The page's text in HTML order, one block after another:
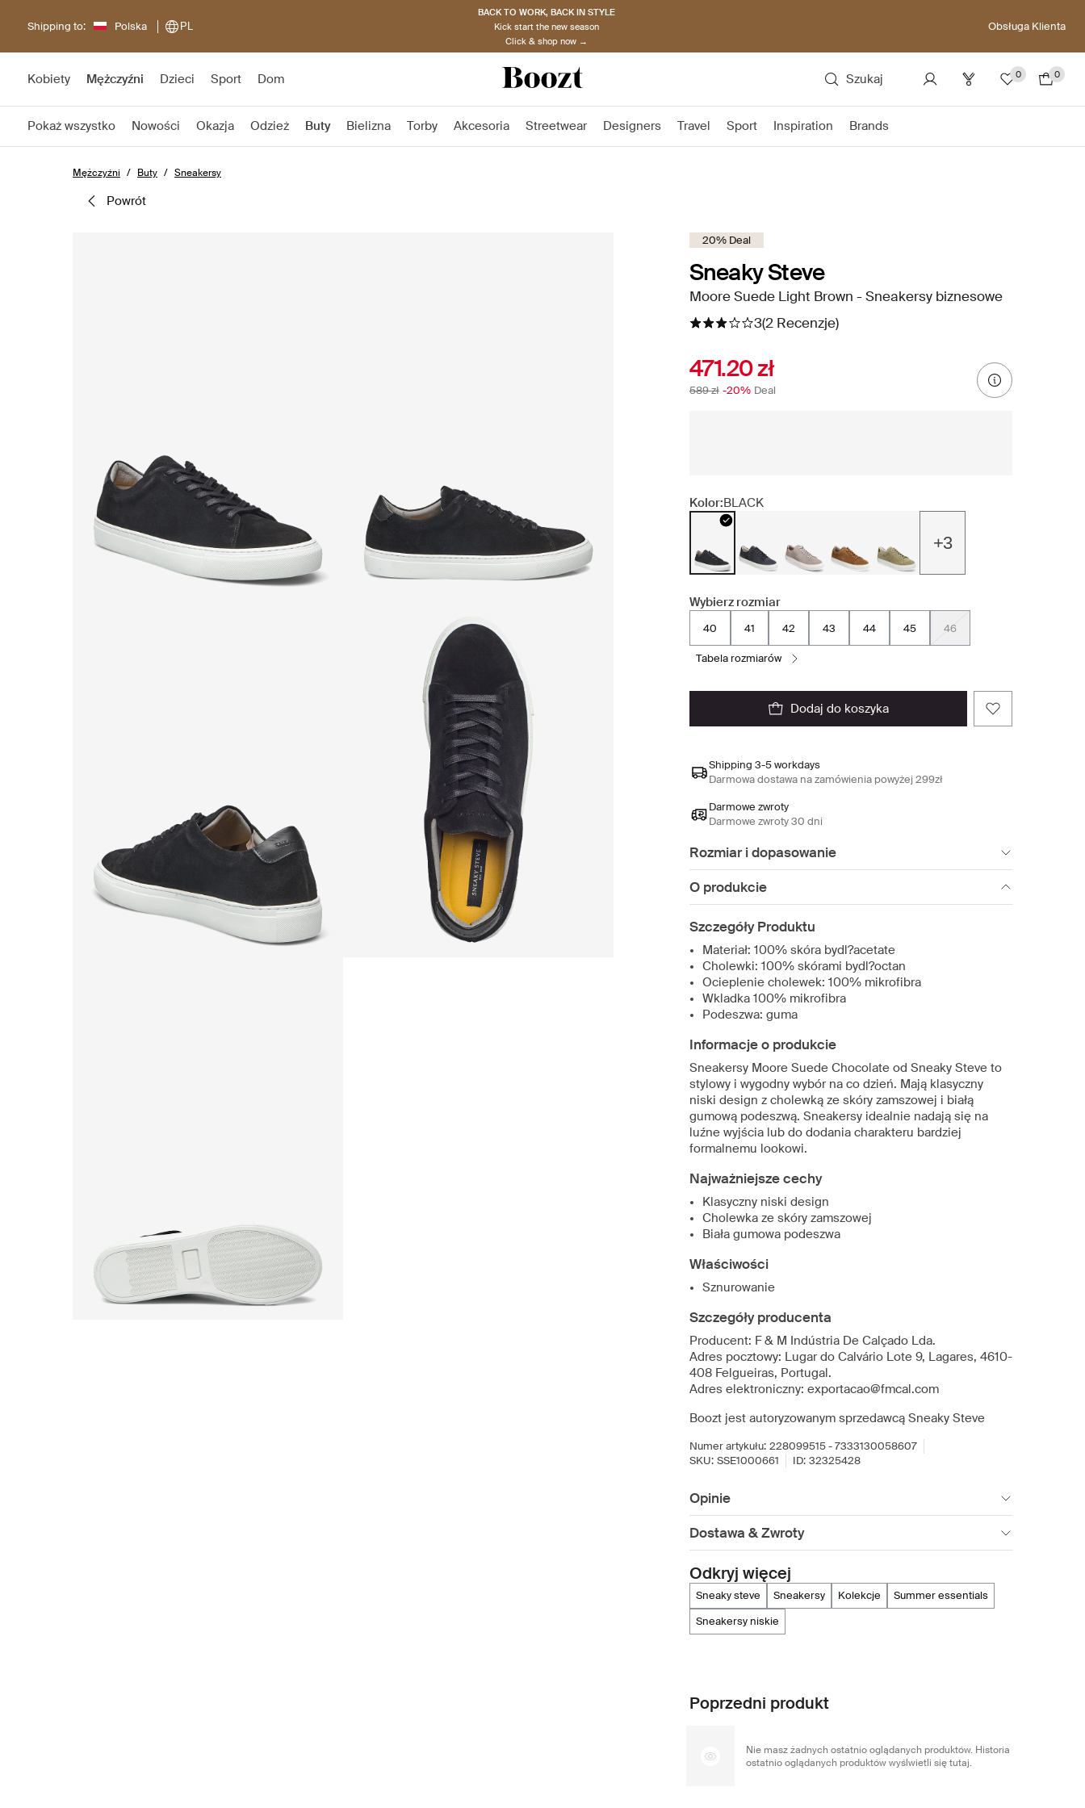
Shipping to: Polska PL
BACK TO WORK, BACK IN STYLE
Kick start the new season
Click & shop now →
Obsługa Klienta
Kobiety Mężczyźni Dzieci Sport Dom Szukaj 0 0
Pokaż wszystko Nowości Okazja Odzież Buty Bielizna Torby Akcesoria Streetwear Designers Travel Sport Inspiration Brands
Mężczyźni Buty Sneakersy
powrót
20% Deal
Sneaky Steve
Moore Suede Light Brown - Sneakersy biznesowe
3(2 Recenzje)
471.20 zł
589 zł -20% Deal
Kolor:BLACK
+3
Wybierz rozmiar
40 41 42 43 44 45 46
tabela rozmiarów
dodaj do koszyka
Shipping 3-5 workdays
Darmowa dostawa na zamówienia powyżej 299zł
Darmowe zwroty
Darmowe zwroty 30 dni
Rozmiar i dopasowanie
O produkcie
Szczegóły Produktu
Materiał: 100% skóra bydl?acetate
Cholewki: 100% skórami bydl?octan
Ocieplenie cholewek: 100% mikrofibra
Wkladka 100% mikrofibra
Podeszwa: guma
Informacje o produkcie
Sneakersy Moore Suede Chocolate od Sneaky Steve to
stylowy i wygodny wybór na co dzień. Mają klasyczny
niski design z cholewką ze skóry zamszowej i białą
gumową podeszwą. Sneakersy idealnie nadają się na
luźne wyjścia lub do dodania charakteru bardziej
formalnemu lookowi.
Najważniejsze cechy
Klasyczny niski design
Cholewka ze skóry zamszowej
Biała gumowa podeszwa
Właściwości
Sznurowanie
Szczegóły producenta
Producent: F & M Indústria De Calçado Lda.
Adres pocztowy: Lugar do Calvário Lote 9, Lagares, 4610-
408 Felgueiras, Portugal.
Adres elektroniczny: exportacao@fmcal.com
Boozt jest autoryzowanym sprzedawcą Sneaky Steve
Numer artykułu: 228099515 - 7333130058607
SKU: SSE1000661 ID: 32325428
Opinie
Dostawa & Zwroty
Odkryj więcej
sneaky steve sneakersy kolekcje
summer essentials
sneakersy niskie
Poprzedni produkt
Nie masz żadnych ostatnio oglądanych produktów. Historia
ostatnio oglądanych produktów wyślwietli się tutaj.